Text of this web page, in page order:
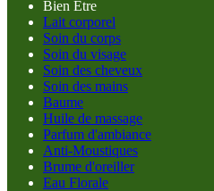
Bien Être
Lait corporel
Soin du corps
Soin du visage
Soin des cheveux
Soin des mains
Baume
Huile de massage
Parfum d'ambiance
Anti-Moustiques
Brume d'oreiller
Eau Florale